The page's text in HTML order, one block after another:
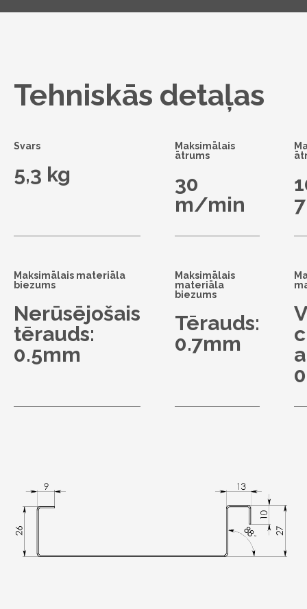
Tehniskās detaļas
Svars
5,3 kg
Maksimālais
ātrums
30
m/min
Maksimālais materiāla
biezums
Nerūsējošais
tērauds:
0.5mm
Maksimālais
materiāla
biezums
Tērauds:
0.7mm